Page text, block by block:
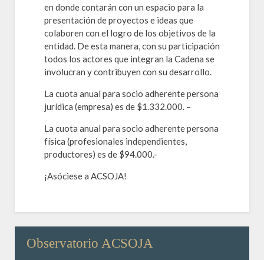
en donde contarán con un espacio para la
presentación de proyectos e ideas que
colaboren con el logro de los objetivos de la
entidad. De esta manera, con su participación
todos los actores que integran la Cadena se
involucran y contribuyen con su desarrollo.
La cuota anual para socio adherente persona
jurídica (empresa) es de $1.332.000. –
La cuota anual para socio adherente persona
física (profesionales independientes,
productores) es de $94.000.-
¡Asóciese a ACSOJA!
Observatorio ACSOJA